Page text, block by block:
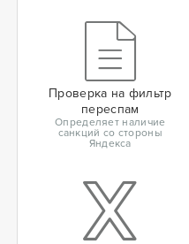
Проверка на фильтр
переспам
Определяет наличие
санкций со стороны
Яндекса